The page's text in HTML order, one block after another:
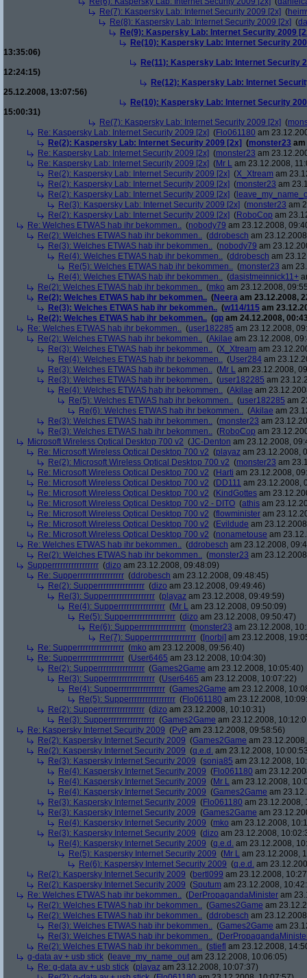
Re(7): Kaspersky Lab: Internet Security 2009 [2x] (
Re(8): Kaspersky Lab: Internet Security 2009 [2x] (
Re(9): Kaspersky Lab: Internet Security 2009
Re(10): Kaspersky Lab: Internet Security
13:35:06)
Re(11): Kaspersky Lab: Internet Security
12:24:15)
Re(12): Kaspersky Lab: Internet
25.12.2008, 13:07:56)
Re(10): Kaspersky Lab: Internet Security
15:00:31)
Re(7): Kaspersky Lab: Internet Security 2009 [2x] (
Re: Kaspersky Lab: Internet Security 2009 [2x] (Flo061180 am
Re(2): Kaspersky Lab: Internet Security 2009 [2x] (monster23 am
Re: Kaspersky Lab: Internet Security 2009 [2x] (monster23 am
Re: Kaspersky Lab: Internet Security 2009 [2x] (Mr L am 23.12.2008,
Re(2): Kaspersky Lab: Internet Security 2009 [2x] (X_Xtream am
Re(2): Kaspersky Lab: Internet Security 2009 [2x] (monster23 am
Re(2): Kaspersky Lab: Internet Security 2009 [2x] (
Re(3): Kaspersky Lab: Internet Security 2009 [2x] (monster23 am
Re(2): Kaspersky Lab: Internet Security 2009 [2x] (RoboCop am
Re: Welches ETWAS hab ihr bekommen.. (nobody79 am 23.12.2008,
Re(2): Welches ETWAS hab ihr bekommen.. (ddrobesch am
Re(3): Welches ETWAS hab ihr bekommen.. (nobody79 am
Re(4): Welches ETWAS hab ihr bekommen.. (ddrobesch am
Re(5): Welches ETWAS hab ihr bekommen.. (monster23 am
Re(4): Welches ETWAS hab ihr bekommen.. (dasistmeinnick11+
Re(2): Welches ETWAS hab ihr bekommen.. (mko am 23.12.2008,
Re(2): Welches ETWAS hab ihr bekommen.. (Neera am 23.12.2008,
Re(3): Welches ETWAS hab ihr bekommen.. (w114/115 am
Re(2): Welches ETWAS hab ihr bekommen.. (gp am 24.12.2008,
Re: Welches ETWAS hab ihr bekommen.. (user182285 am 23.12.2008,
Re(2): Welches ETWAS hab ihr bekommen.. (Akilae am 23.12.2008,
Re(3): Welches ETWAS hab ihr bekommen.. (X_Xtream am
Re(4): Welches ETWAS hab ihr bekommen.. (User284 am
Re(3): Welches ETWAS hab ihr bekommen.. (Mr L am 23.12.2008,
Re(3): Welches ETWAS hab ihr bekommen.. (user182285 am
Re(4): Welches ETWAS hab ihr bekommen.. (Akilae am
Re(5): Welches ETWAS hab ihr bekommen.. (user182285 am
Re(6): Welches ETWAS hab ihr bekommen.. (Akilae am
Re(3): Welches ETWAS hab ihr bekommen.. (monster23 am
Re(3): Welches ETWAS hab ihr bekommen.. (RoboCop am
Microsoft Wireless Optical Desktop 700 v2 (JC-Denton am 23.12.2008,
Re: Microsoft Wireless Optical Desktop 700 v2 (playaz am 23.12.2008,
Re(2): Microsoft Wireless Optical Desktop 700 v2 (monster23 am
Re: Microsoft Wireless Optical Desktop 700 v2 (Harti am 23.12.2008,
Re: Microsoft Wireless Optical Desktop 700 v2 (DD111 am 23.12.2008,
Re: Microsoft Wireless Optical Desktop 700 v2 (KindGottes am
Re: Microsoft Wireless Optical Desktop 700 v2 - DITO (athis am
Re: Microsoft Wireless Optical Desktop 700 v2 (flowminister am
Re: Microsoft Wireless Optical Desktop 700 v2 (Evildude am
Re: Microsoft Wireless Optical Desktop 700 v2 (nonametouse am
Re: Welches ETWAS hab ihr bekommen.. (ddrobesch am 23.12.2008,
Re(2): Welches ETWAS hab ihr bekommen.. (monster23 am
Supperrrrrrrrrrrrrrrrr (dizo am 23.12.2008, 09:48:09)
Re: Supperrrrrrrrrrrrrrrrr (ddrobesch am 23.12.2008, 09:48:45)
Re(2): Supperrrrrrrrrrrrrrrrr (dizo am 23.12.2008, 09:49:46)
Re(3): Supperrrrrrrrrrrrrrrrr (playaz am 23.12.2008, 09:49:59)
Re(4): Supperrrrrrrrrrrrrrrrr (Mr L am 23.12.2008, 09:50:09)
Re(5): Supperrrrrrrrrrrrrrrrr (dizo am 23.12.2008, 09:50:47)
Re(6): Supperrrrrrrrrrrrrrrrr (monster23 am 23.12.2008,
Re(7): Supperrrrrrrrrrrrrrrrr ([norbi] am 23.12.2008,
Re: Supperrrrrrrrrrrrrrrrr (mko am 23.12.2008, 09:56:40)
Re: Supperrrrrrrrrrrrrrrrr (User6465 am 23.12.2008, 10:04:30)
Re(2): Supperrrrrrrrrrrrrrrrr (Games2Game am 23.12.2008, 10:05:40)
Re(3): Supperrrrrrrrrrrrrrrrr (User6465 am 23.12.2008, 10:07:22)
Re(4): Supperrrrrrrrrrrrrrrrr (Games2Game am 23.12.2008,
Re(5): Supperrrrrrrrrrrrrrrrr (Flo061180 am 23.12.2008,
Re(2): Supperrrrrrrrrrrrrrrrr (dizo am 23.12.2008, 10:10:31)
Re(3): Supperrrrrrrrrrrrrrrrr (Games2Game am 23.12.2008,
Re: Kaspersky Internet Security 2009 (PvP am 23.12.2008, 09:58:56)
Re(2): Kaspersky Internet Security 2009 (Games2Game am
Re(2): Kaspersky Internet Security 2009 (q.e.d. am 23.12.2008,
Re(3): Kaspersky Internet Security 2009 (sonja85 am 23.12.2008,
Re(4): Kaspersky Internet Security 2009 (Flo061180 am
Re(4): Kaspersky Internet Security 2009 (Mr L am 23.12.2008,
Re(4): Kaspersky Internet Security 2009 (Games2Game am
Re(3): Kaspersky Internet Security 2009 (Flo061180 am 23.12.2008,
Re(3): Kaspersky Internet Security 2009 (Games2Game am
Re(4): Kaspersky Internet Security 2009 (mko am 23.12.2008,
Re(3): Kaspersky Internet Security 2009 (dizo am 23.12.2008,
Re(4): Kaspersky Internet Security 2009 (q.e.d. am 23.12.2008,
Re(5): Kaspersky Internet Security 2009 (Mr L am 23.12.2008,
Re(6): Kaspersky Internet Security 2009 (q.e.d. am
Re(2): Kaspersky Internet Security 2009 (bertl099 am 23.12.2008,
Re(2): Kaspersky Internet Security 2009 (Sputum am 23.12.2008,
Re: Welches ETWAS hab ihr bekommen.. (DerPropagandaMinister am
Re(2): Welches ETWAS hab ihr bekommen.. (Games2Game am
Re(2): Welches ETWAS hab ihr bekommen.. (ddrobesch am
Re(3): Welches ETWAS hab ihr bekommen.. (Games2Game am
Re(3): Welches ETWAS hab ihr bekommen.. (
Re(2): Welches ETWAS hab ihr bekommen.. (stiefl am 23.12.2008,
g-data av + usb stick ( leave_my_name_out am 23.12.2008, 10:06:05)
Re: g-data av + usb stick (playaz am 23.12.2008, 10:07:37)